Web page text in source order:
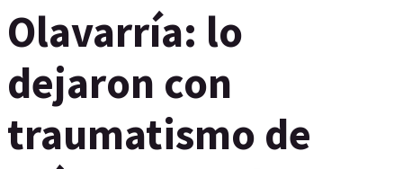
Olavarría: lo
dejaron con
traumatismo de